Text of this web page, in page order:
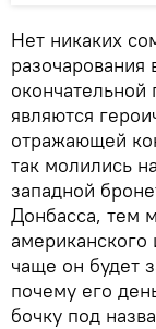
Нет никаких
являются
отражающей
так молились
западной
Донбасса, тем
чаще он будет
почему его
бочку под